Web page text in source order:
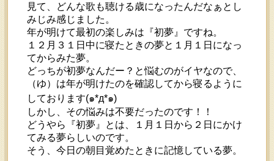
見て、どんな歌も聴ける歳になったんだなぁとし
みじみ感じました。
年が明けて最初の楽しみは『初夢』ですね。
１２月３１日中に寝たときの夢と１月１日になっ
てからみた夢。
どっちが初夢なんだー？と悩むのがイヤなので、
（ゆ）は年が明けたのを確認してから寝るように
しております(๑*д*๑)
しかし、その悩みは不要だったのです！！
どうやら『初夢』とは、１月１日から２日にかけ
てみる夢らしいのです。
そう、今日の朝目覚めたときに記憶している夢。